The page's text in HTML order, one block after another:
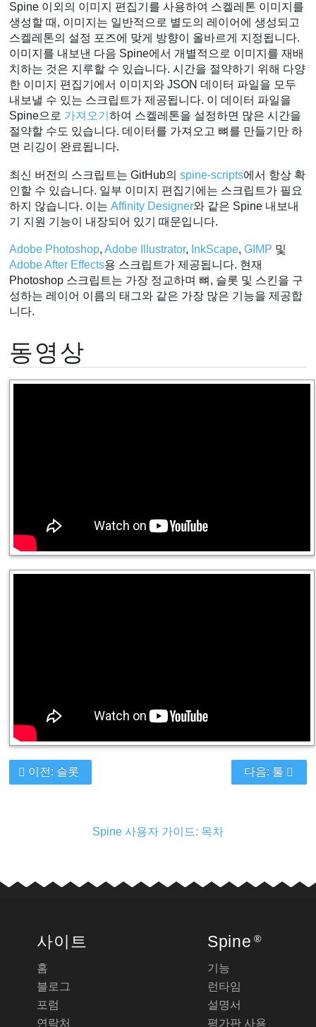
Spine 이외의 이미지 편집기를 사용하여 스켈레톤 이미지를
생성할 때, 이미지는 일반적으로 별도의 레이어에 생성되고
스켈레톤의 설정 포즈에 맞게 방향이 올바르게 지정됩니다.
이미지를 내보낸 다음 Spine에서 개별적으로 이미지를 재배
치하는 것은 지루할 수 있습니다. 시간을 절약하기 위해 다양
한 이미지 편집기에서 이미지와 JSON 데이터 파일을 모두
내보낼 수 있는 스크립트가 제공됩니다. 이 데이터 파일을
Spine으로 가져오기하여 스켈레톤을 설정하면 많은 시간을
절약할 수도 있습니다. 데이터를 가져오고 뼈를 만들기만 하
면 리깅이 완료됩니다.
최신 버전의 스크립트는 GitHub의spine-scripts에서 항상 확
인할 수 있습니다. 일부 이미지 편집기에는 스크립트가 필요
하지 않습니다. 이는Affinity Designer와 같은 Spine 내보내
기 지원 기능이 내장되어 있기 때문입니다.
Adobe Photoshop,Adobe Illustrator, InkScape,GIMP 및
Adobe After Effects용 스크립트가 제공됩니다. 현재
Photoshop 스크립트는 가장 정교하며 뼈, 슬롯 및 스킨을 구
성하는 레이어 이름의 태그와 같은 가장 많은 기능을 제공합
니다.
동영상
다음: 툴
이전: 슬롯
Spine 사용자 가이드: 목차
사이트
홈
블로그
포럼
연락처
Spine ®
기능
런타임
설명서
평가판 사용